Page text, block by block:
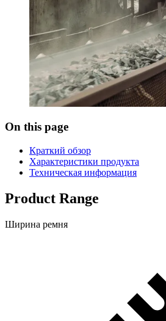
On this page
Краткий обзор
Характеристики продукта
Техническая информация
Product Range
Ширина ремня